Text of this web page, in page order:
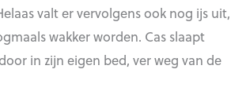
valt er vervolgens ook nog ijs uit,
wakker worden. Cas slaapt
in zijn eigen bed, ver weg van de